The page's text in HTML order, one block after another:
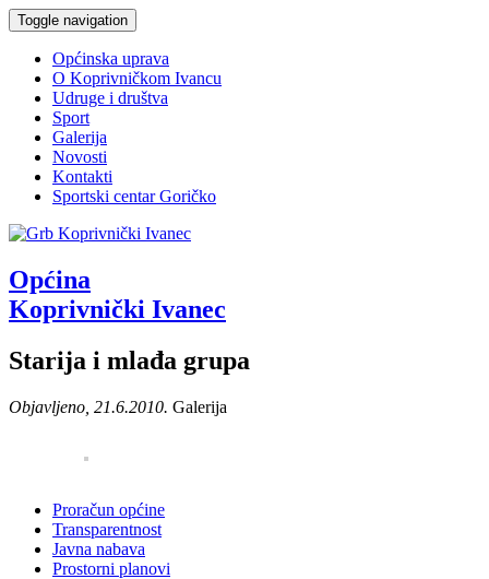
Toggle navigation
Općinska uprava
O Koprivničkom Ivancu
Udruge i društva
Sport
Galerija
Novosti
Kontakti
Sportski centar Goričko
Općina
Koprivnički Ivanec
Starija i mlađa grupa
Objavljeno, 21.6.2010. Galerija
Proračun općine
Transparentnost
Javna nabava
Prostorni planovi